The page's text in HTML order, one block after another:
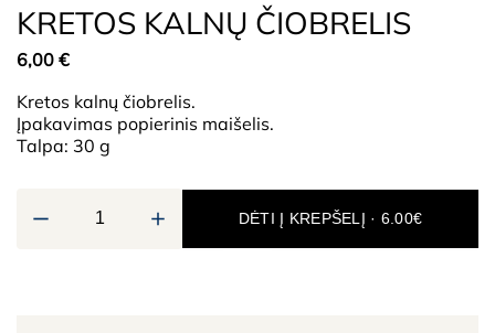
KRETOS KALNŲ ČIOBRELIS
6,00 €
Kretos kalnų čiobrelis.
Įpakavimas popierinis maišelis.
Talpa: 30 g
DĖTI Į KREPŠELĮ · 6.00€